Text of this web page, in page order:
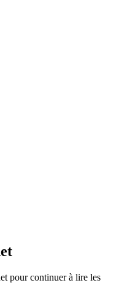
pour continuer à lire les